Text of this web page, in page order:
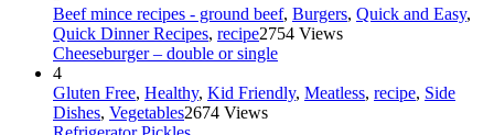
Beef mince recipes - ground beef, Burgers, Quick and Easy,
Quick Dinner Recipes, recipe2754 Views
Cheeseburger – double or single
4
Gluten Free, Healthy, Kid Friendly, Meatless, recipe, Side
Dishes, Vegetables2674 Views